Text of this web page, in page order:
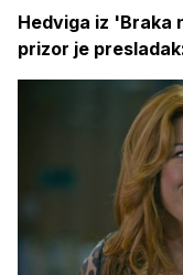
Hedviga iz 'Braka
prizor je